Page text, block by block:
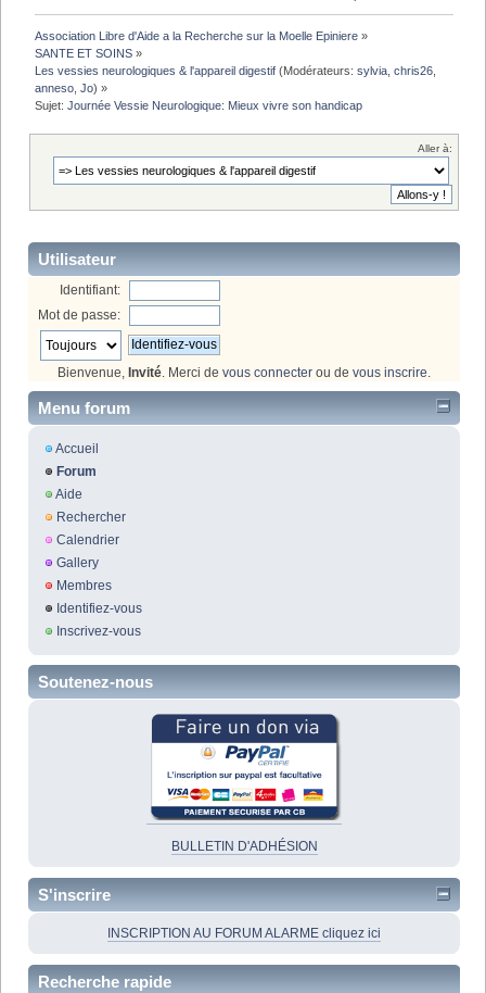
Association Libre d'Aide a la Recherche sur la Moelle Epiniere »
SANTE ET SOINS »
Les vessies neurologiques & l'appareil digestif (Modérateurs:sylvia ,chris26
anneso ,Jo) »
Sujet:Journée Vessie Neurologique: Mieux vivre son handicap
Aller à:
Utilisateur
Identifiant:
Mot de passe:
Bienvenue, Invité. Merci de vous connecter ou de vous inscrire.
Menu forum
Accueil
Forum
Aide
Rechercher
Calendrier
Gallery
Membres
Identifiez-vous
Inscrivez-vous
Soutenez-nous
BULLETIN D'ADHÉSION
S'inscrire
INSCRIPTION AU FORUM ALARME cliquez ici
Recherche rapide